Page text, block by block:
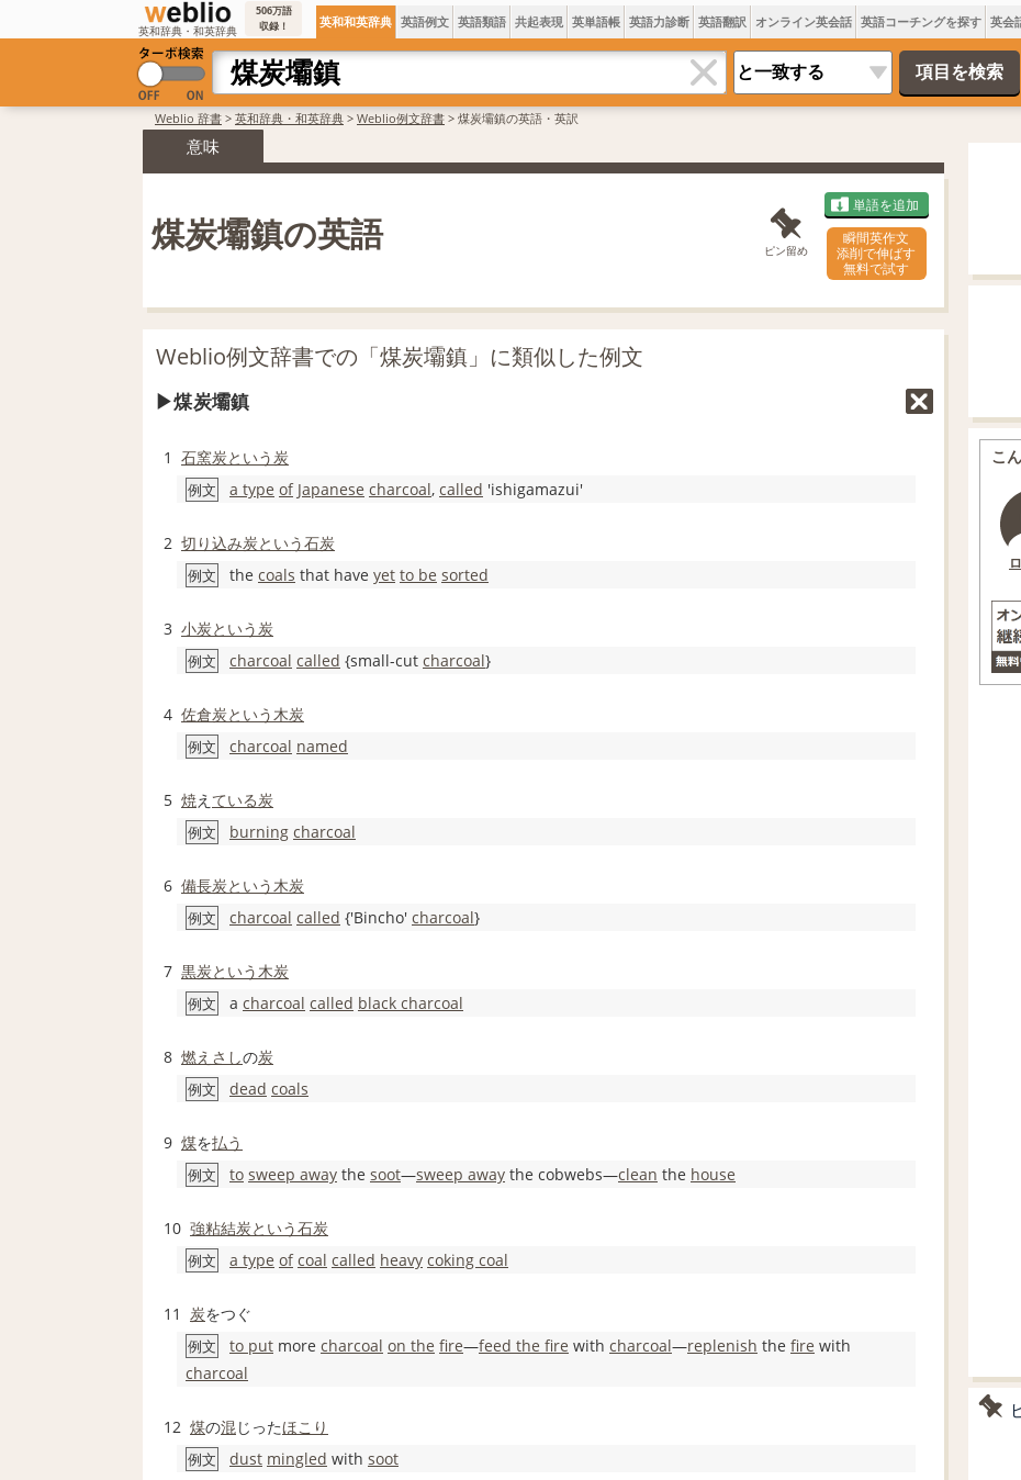
英和辞典・和英辞典
506万語
収録！
英和和英辞典 英語例文 英語類語 共起表現 英単語帳 英語力診断 英語翻訳 オンライン英会話 英語コーチングを探す 英会
Weblio 辞書 > 英和辞典・和英辞典 > Weblio例文辞書 > 煤炭壩鎮の英語・英訳
意味
煤炭壩鎮の英語 ピン留め
単語を追加
瞬間英作文
添削で伸ばす
無料で試す
Weblio例文辞書での「煤炭壩鎮」に類似した例文
煤炭壩鎮
1 石窯炭という炭
例文 a type of Japanese charcoal, called 'ishigamazui'
2 切り込み炭という石炭
例文 the coals that have yet to be sorted
3 小炭という炭
例文 charcoal called {small-cut charcoal}
4 佐倉炭という木炭
例文 charcoal named
5 焼え ている炭
例文 burning charcoal
6 備長炭という木炭
例文 charcoal called {'Bincho' charcoal}
7 黒炭という木炭
例文 a charcoal called black charcoal
8 燃えさしの炭
例文 dead coals
9 煤を払う
例文 to sweep away the soot―sweep away the cobwebs―clean the house
10 強粘結炭という石炭
例文 a type of coal called heavy coking coal
11 炭をつぐ
例文 to put more charcoal on the fire―feed the fire with charcoal―replenish the fire with
charcoal
12 煤の混じったほこり
例文 dust mingled with soot
こ